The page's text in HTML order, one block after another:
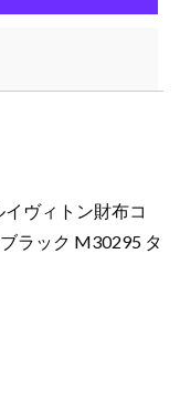
ヴィトン財布コ
ラック M30295 タ